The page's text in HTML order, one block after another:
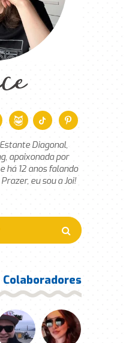
Diagonal,
apaixonada por
há 12 anos falando
eu sou a Joi!
Colaboradores